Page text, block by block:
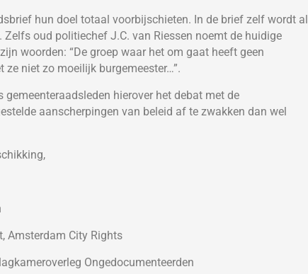
hun doel totaal voorbijschieten. In de brief zelf wordt al
oud politiechef J.C. van Riessen noemt de huidige
woorden: “De groep waar het om gaat heeft geen
niet zo moeilijk burgemeester…”.
hierover het debat met de
aanscherpingen van beleid af te zwakken dan wel
Amsterdam City Rights
Ongedocumenteerden